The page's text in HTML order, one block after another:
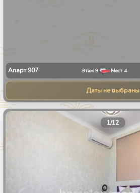
Апарт907 Этаж9 Мест 4
Даты не выбраны
1/12